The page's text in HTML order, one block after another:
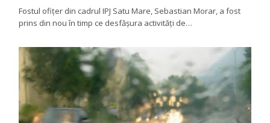
Fostul ofițer din cadrul IPJ Satu Mare, Sebastian Morar, a fost
prins din nou în timp ce desfășura activități de…